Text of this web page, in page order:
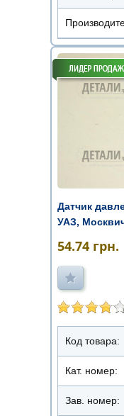
Датчик
УАЗ,
54.74 грн.
Код товара:
Кат. номер:
Зав. номер: